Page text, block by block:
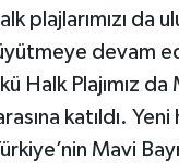
plajlarımızı da
devam
Halk Plajımız da
katıldı. Yeni
Mavi